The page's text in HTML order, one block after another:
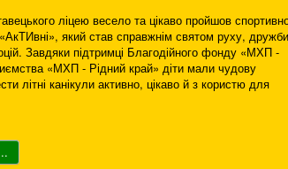
ліцею весело та цікаво пройшов
який став справжнім святом руху, дружби
Завдяки підтримці Благодійного фонду «МХП -
«МХП - Рідний край» діти мали чудову
літні канікули активно, цікаво й з користю для